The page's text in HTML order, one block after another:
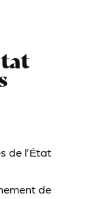
de l’État
de